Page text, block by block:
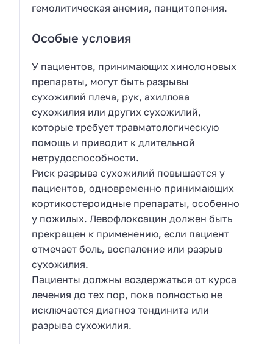
гемолитическая анемия, панцитопения.
Особые условия
У пациентов, принимающих хинолоновых
препараты, могут быть разрывы
сухожилий плеча, рук, ахиллова
сухожилия или других сухожилий,
которые требует травматологическую
помощь и приводит к длительной
нетрудоспособности.
Риск разрыва сухожилий повышается у
пациентов, одновременно принимающих
кортикостероидные препараты, особенно
у пожилых. Левофлоксацин должен быть
прекращен к применению, если пациент
отмечает боль, воспаление или разрыв
сухожилия.
Пациенты должны воздержаться от курса
лечения до тех пор, пока полностью не
исключается диагноз тендинита или
разрыва сухожилия.